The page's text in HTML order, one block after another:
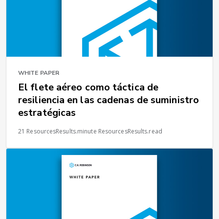
WHITE PAPER
El flete aéreo como táctica de
resiliencia en las cadenas de suministro
estratégicas
21 ResourcesResults.minute ResourcesResults.read